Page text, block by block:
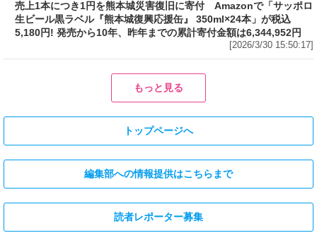
5,180円! 発売から10年、昨年までの累計寄付金額は6,344,952円
[2026/3/30 15:50:17]
フード
川料理! 日清食品が「カップヌー
[2026/3/30 15:42:35]
フード
サガミが「晦日そば」を明日31日
「時間無制限」の挑戦枠は税込
4,400円
熱湯5分でふっくら白ご飯! カレーや納豆、牛丼の具も余裕で入って
お皿いらずの新提案! 「日清ふっくら釜炊き ごはん」が本日30日
(月)発売～常温で1年保存可能。電子レンジがないオフィスやアウ
トドアでも活用できる!